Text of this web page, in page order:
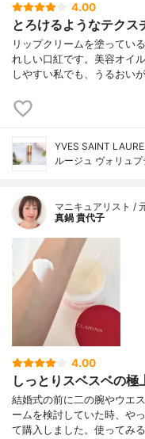
4.00
とろけるようなテクス
リップクリームを塗ってい
れしい口紅です。美容オイ
しやすい私でも、うるおい
YVES SAINT
ルージュ ヴォリュ
マニキュアリスト /
真鍋 貴代子
4.00
しっとりスベスベの極
結婚式の前に二の腕やウエ
ームを検討していた時、や
て購入しました。使ってみ